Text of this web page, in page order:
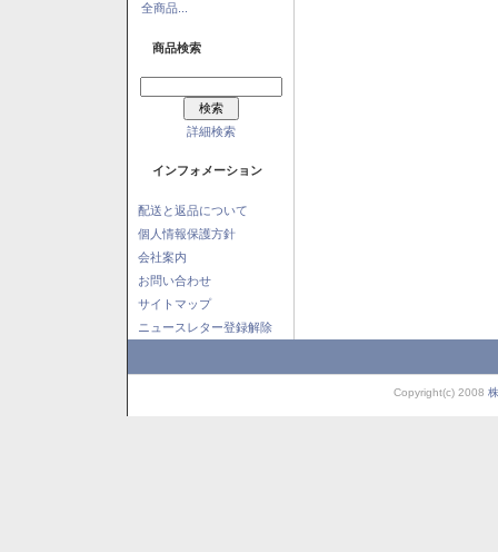
全商品...
商品検索
詳細検索
インフォメーション
配送と返品について
個人情報保護方針
会社案内
お問い合わせ
サイトマップ
ニュースレター登録解除
Copyright(c) 2008